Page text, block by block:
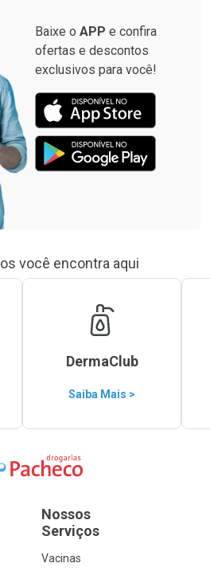
Baixe o APP e confira
ofertas e descontos
exclusivos para você!
você encontra aqui
DermaClub
Saiba Mais >
a Home
Nossos
Serviços
Vacinas